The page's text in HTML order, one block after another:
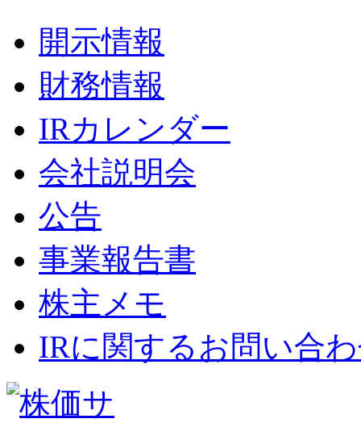
開示情報
財務情報
IRカレンダー
会社説明会
公告
事業報告書
株主メモ
IRに関するお問い合